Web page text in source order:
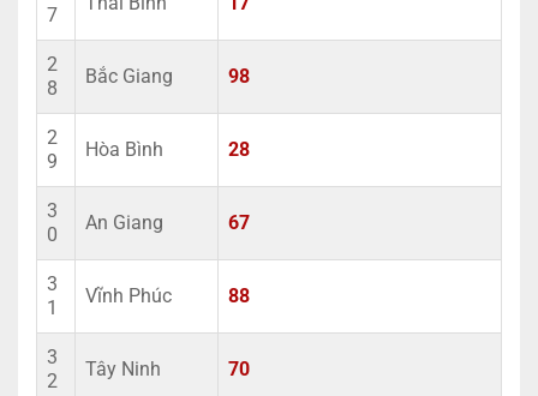
7
2
8
Bắc Giang 98
2
9
Hòa Bình 28
3
0
An Giang 67
3
1
Vĩnh Phúc 88
3
2
Tây Ninh 70